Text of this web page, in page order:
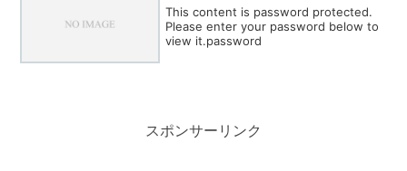
This content is password protected.
Please enter your password below to
view it.password
スポンサーリンク